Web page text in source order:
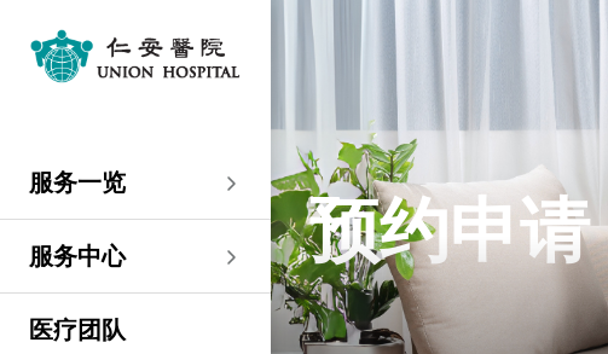
服务一览
服务一览
急症及门诊
专科服务
专科服务
妇产科／生殖医学
妇产科／生殖医学
妇产科
生殖医学科
外科
外科
乳房健康
泌尿外科
心胸肺外科
骨科
内科
肠胃肝脏科
呼吸系统科
内分泌及糖尿科
儿科
小儿外科及小儿泌尿科
过敏专科服务
其他医疗服务
其他医疗服务
健康检查
疫苗注射
物理治疗
服务中心
服务中心
大围仁安医院
仁安微创中心
儿科/婴儿健康中心
乳房保健及治疗中心
尖沙咀 H Zentre
尖沙咀 H Zentre
仁安肿瘤中心
仁安医疗造影体检中
心
尖沙咀美丽华广场
尖沙咀美丽华广场
仁安植发中心
仁安医院分科诊所 (尖
沙咀)
仁安医院分科诊所 (尖
分科诊所
分科诊所
沙咀)
仁安医院分科诊所 (将
军澳)
仁安医院分科诊所
医疗团队
病人与访客
入院准备
留院指南
部门服务时间
恶劣天气安排
病人权益
病人权益
病人与家庭委员会
意见回馈
健康资讯
健康资讯
小册子
服务收费及套餐
医疗券计划
医护专区
费用预算
费用预算
度的先导计划
住院及手术费用预计表
服务费用预算
休假通知只适用于V-
CODE医生
关于仁安
仁安概览
纪念日志
医学研究
认证及奖项
仁心仁术慈善计划
资讯中心
资讯中心
新闻稿
专栏文章
小册子
职位空缺
联络我们
位置及交通
意见回馈
其他查询
预约申请